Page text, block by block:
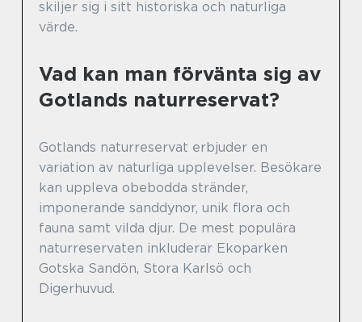
skiljer sig i sitt historiska och naturliga
värde.
Vad kan man förvänta sig av
Gotlands naturreservat?
Gotlands naturreservat erbjuder en
variation av naturliga upplevelser. Besökare
kan uppleva obebodda stränder,
imponerande sanddynor, unik flora och
fauna samt vilda djur. De mest populära
naturreservaten inkluderar Ekoparken
Gotska Sandön, Stora Karlsö och
Digerhuvud.